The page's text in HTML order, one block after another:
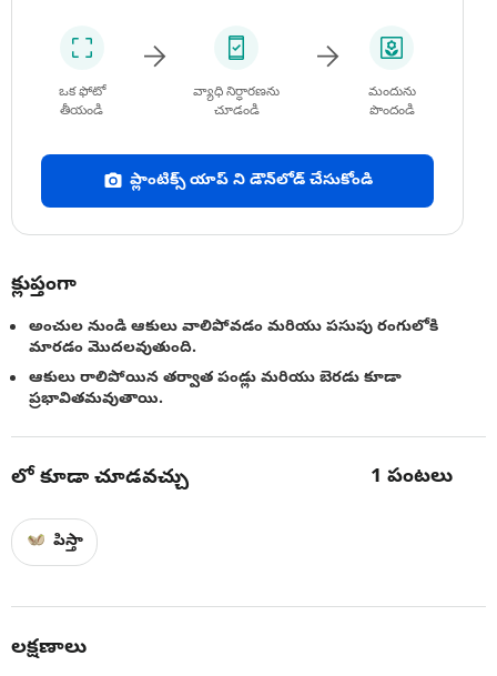
ఒక ఫోటో
తీయండి
వ్యాధి నిర్ధారణను
చూడండి
మందును
పొందండి
ప్లాంటిక్స్ యాప్ ని డౌన్‌లోడ్ చేసుకోండి
క్లుప్తంగా
అంచుల నుండి ఆకులు వాలిపోవడం మరియు పసుపు రంగులోకి
మారడం మొదలవుతుంది.
ఆకులు రాలిపోయిన తర్వాత పండ్లు మరియు బెరడు కూడా
ప్రభావితమవుతాయి.
లో కూడా చూడవచ్చు 1 పంటలు
పిస్తా
లక్షణాలు